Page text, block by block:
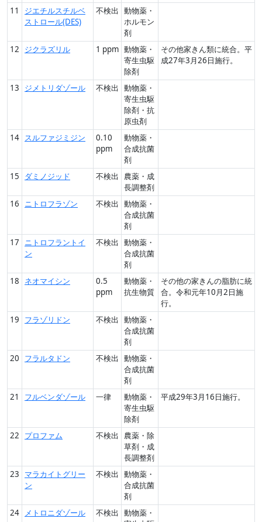
11
ジエチルスチルベ
ストロール(DES)
不検出
動物薬・
ホルモン
剤
12
ジクラズリル 1 ppm 動物薬・
寄生虫駆
除剤
その他家きん類に統合。平
成27年3月26日施行。
13 ジメトリダゾール 不検出
動物薬・
寄生虫駆
除剤・抗
原虫剤
14 スルファジミジン
0.10
ppm
動物薬・
合成抗菌
剤
15
ダミノジッド 不検出
農薬・成
長調整剤
16
ニトロフラゾン 不検出
動物薬・
合成抗菌
剤
17
ニトロフラントイ
ン
不検出
動物薬・
合成抗菌
剤
18
ネオマイシン
0.5
ppm
動物薬・
抗生物質
その他の家きんの脂肪に統
合。令和元年10月2日施
行。
19
フラゾリドン 不検出
動物薬・
合成抗菌
剤
20
フラルタドン 不検出
動物薬・
合成抗菌
剤
21
フルベンダゾール 一律
動物薬・
寄生虫駆
除剤
平成29年3月16日施行。
22 プロファム 不検出
農薬・除
草剤・成
長調整剤
23
マラカイトグリー
ン
不検出
動物薬・
合成抗菌
剤
24
メトロニダゾール 不検出
動物薬・